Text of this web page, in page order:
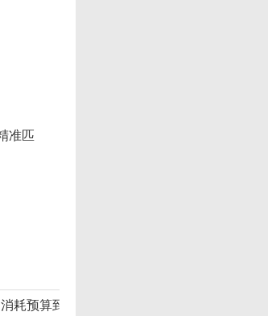
准匹
耗预算到日访客预算的转变